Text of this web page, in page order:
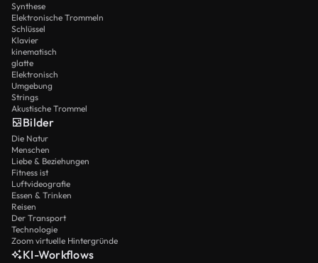
Synthese
Elektronische Trommeln
Schlüssel
Klavier
kinematisch
glatte
Elektronisch
Umgebung
Strings
Akustische Trommel
Bilder
Die Natur
Menschen
Liebe & Beziehungen
Fitness ist
Luftvideografie
Essen & Trinken
Reisen
Der Transport
Technologie
Zoom virtuelle Hintergründe
KI-Workflows